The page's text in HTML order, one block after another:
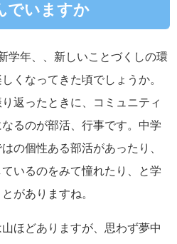
でいますか
学年、、新しいことづくしの環
くなってきた頃でしょうか。
返ったときに、コミュニティ
るのが部活、行事です。中学
の個性ある部活があったり、
いるのをみて憧れたり、と学
がありますね。
ほどありますが、思わず夢中